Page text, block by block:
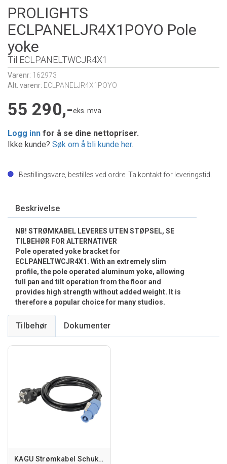
PROLIGHTS
ECLPANELJR4X1POYO Pole
yoke
Til ECLPANELTWCJR4X1
Varenr: 162973
Alt. varenr: ECLPANELJR4X1POYO
55 290,-eks. mva
Logg inn for å se dine nettopriser.
Ikke kunde? Søk om å bli kunde her.
Bestillingsvare, bestilles ved ordre. Ta kontakt for leveringstid.
Beskrivelse
NB! STRØMKABEL LEVERES UTEN STØPSEL, SE
TILBEHØR FOR ALTERNATIVER
Pole operated yoke bracket for
ECLPANELTWCJR4X1. With an extremely slim
profile, the pole operated aluminum yoke, allowing
full pan and tilt operation from the floor and
provides high strength without added weight. It is
therefore a popular choice for many studios.
Tilbehør
KAGU Strømkabel Schuko/Powercon 1.5m